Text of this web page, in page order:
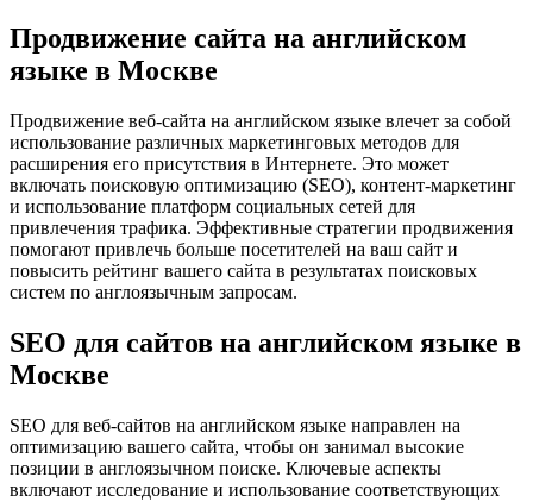
Продвижение сайта на английском
языке в Москве
Продвижение веб-сайта на английском языке влечет за собой
использование различных маркетинговых методов для
расширения его присутствия в Интернете. Это может
включать поисковую оптимизацию (SEO), контент-маркетинг
и использование платформ социальных сетей для
привлечения трафика. Эффективные стратегии продвижения
помогают привлечь больше посетителей на ваш сайт и
повысить рейтинг вашего сайта в результатах поисковых
систем по англоязычным запросам.
SEO для сайтов на английском языке в
Москве
SEO для веб-сайтов на английском языке направлен на
оптимизацию вашего сайта, чтобы он занимал высокие
позиции в англоязычном поиске. Ключевые аспекты
включают исследование и использование соответствующих